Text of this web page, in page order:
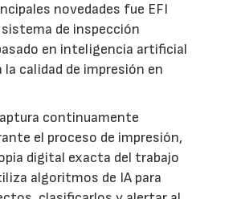
novedades fue EFI
sistema de inspección
en inteligencia artificial
la calidad de impresión en
continuamente
el proceso de impresión,
digital exacta del trabajo
algoritmos de IA para